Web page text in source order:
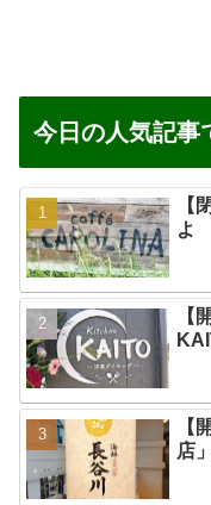
今日の人気記事
【
よ
【
【
店